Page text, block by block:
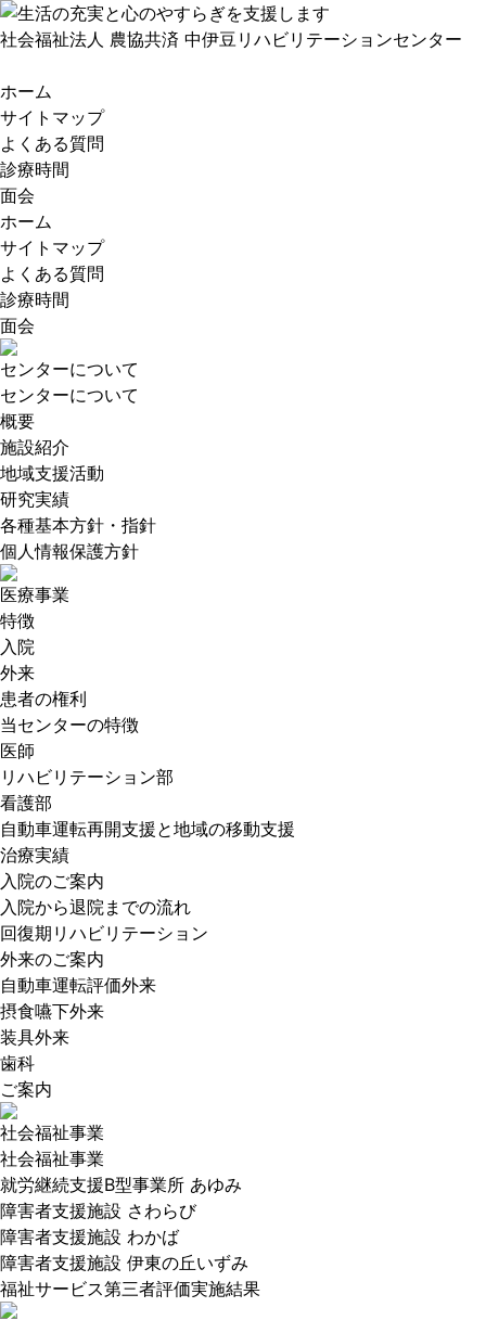
社会福祉法人 農協共済 中伊豆リハビリテーションセンター
ホーム
サイトマップ
よくある質問
診療時間
面会
ホーム
サイトマップ
よくある質問
診療時間
面会
センターについて
センターについて
概要
施設紹介
地域支援活動
研究実績
各種基本方針・指針
個人情報保護方針
医療事業
特徴
入院
外来
患者の権利
当センターの特徴
医師
リハビリテーション部
看護部
自動車運転再開支援と地域の移動支援
治療実績
入院のご案内
入院から退院までの流れ
回復期リハビリテーション
外来のご案内
自動車運転評価外来
摂食嚥下外来
装具外来
歯科
ご案内
社会福祉事業
社会福祉事業
就労継続支援B型事業所 あゆみ
障害者支援施設 さわらび
障害者支援施設 わかば
障害者支援施設 伊東の丘いずみ
福祉サービス第三者評価実施結果